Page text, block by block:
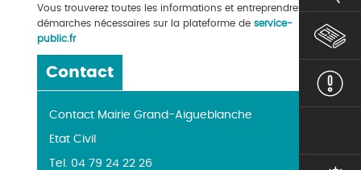
Vous trouverez toutes les informations et entreprendre les
démarches nécessaires sur la plateforme de service-
public.fr
Contact
Contact Mairie Grand-Aigueblanche
Etat Civil
Tel. 04 79 24 22 26